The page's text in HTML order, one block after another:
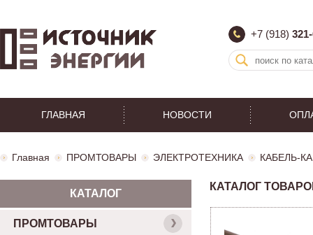
+7 (918)
ГЛАВНАЯ НОВОСТИ
Главная ПРОМТОВАРЫ ЭЛЕКТРОТЕХНИКА КАБЕЛЬ-
КАТАЛОГ
КАТАЛОГ
ПРОМТОВАРЫ